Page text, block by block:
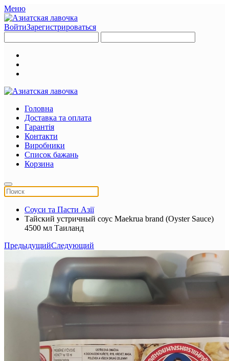
Меню
ВойтиЗарегистрироваться
Головна
Доставка та оплата
Гарантія
Контакти
Виробники
Список бажань
Корзина
Соуси та Пасти Азії
Тайский устричный соус Maekrua brand (Oyster Sauce)
4500 мл Таиланд
ПредыдущийСледующий